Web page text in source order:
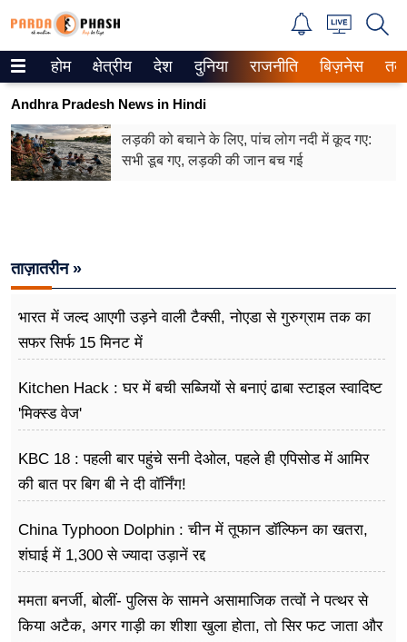
Trending on Google News
ePaper
वेब स्टोरीज
वीडियो
रिलेशनशिप
फूड
सेहत
ब्‍यूटी
जॉब्स
अन्य खबरें
होम क्षेत्रीय देश दुनिया राजनीति बिज़नेस
Andhra Pradesh News in Hindi
लड़की को बचाने के लिए, पांच लोग नदी में कूद गए:
सभी डूब गए, लड़की की जान बच गई
ताज़ातरीन »
भारत में जल्द आएगी उड़ने वाली टैक्सी, नोएडा से गुरुग्राम तक का
सफर सिर्फ 15 मिनट में
Kitchen Hack : घर में बची सब्जियों से बनाएं ढाबा स्टाइल स्वादिष्ट
'मिक्स्ड वेज'
KBC 18 : पहली बार पहुंचे सनी देओल, पहले ही एपिसोड में आमिर
की बात पर बिग बी ने दी वॉर्निंग!
China Typhoon Dolphin : चीन में तूफान डॉल्फिन का खतरा,
शंघाई में 1,300 से ज्यादा उड़ानें रद्द
ममता बनर्जी, बोलीं- पुलिस के सामने असामाजिक तत्वों ने पत्थर से
किया अटैक, अगर गाड़ी का शीशा खुला होता, तो सिर फट जाता और